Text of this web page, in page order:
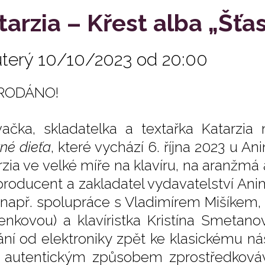
– Křest alba
10/10/2023 od 20:00
skladatelka a textařka
dieťa, které vychází 6. října 2023 u
ve velké míře na klavíru, na
a zakladatel vydavatelství
spolupráce s Vladimírem
a klavíristka Kristína
od elektroniky zpět ke klasickému
způsobem